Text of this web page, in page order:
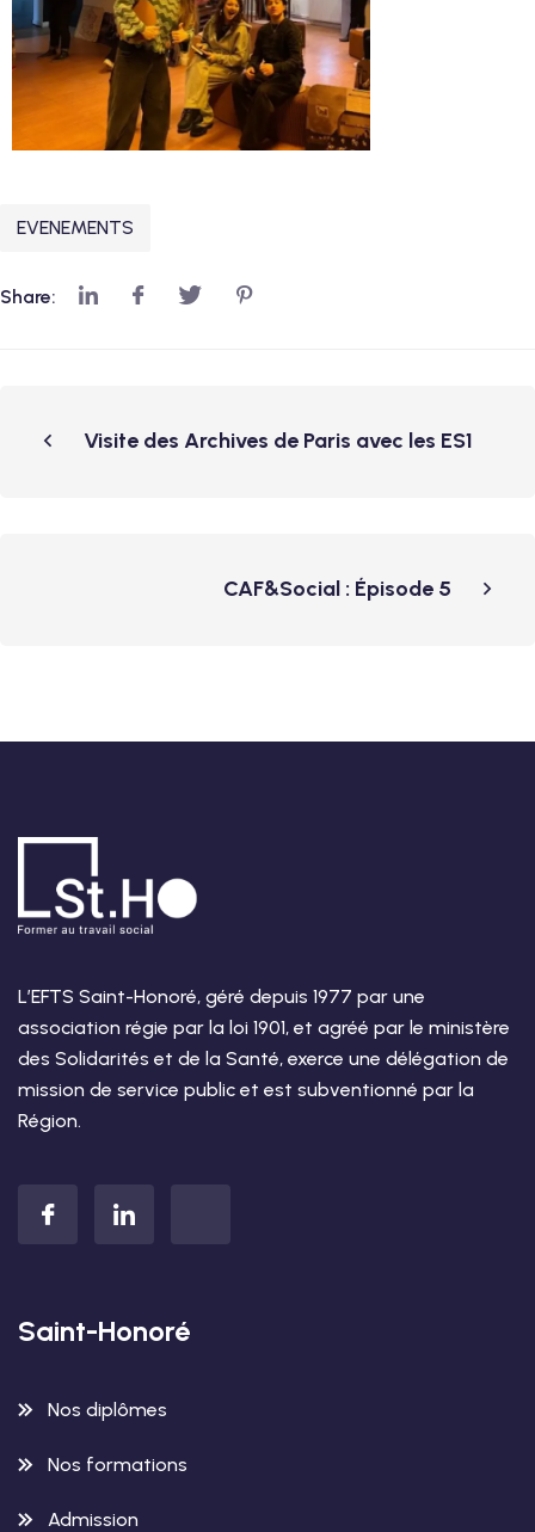
EVENEMENTS
Share:
Visite des Archives de Paris avec les ES1
CAF&Social : Épisode 5
L’EFTS Saint-Honoré, géré depuis 1977 par une
association régie par la loi 1901, et agréé par le ministère
des Solidarités et de la Santé, exerce une délégation de
mission de service public et est subventionné par la
Région.
Saint-Honoré
Nos diplômes
Nos formations
Admission